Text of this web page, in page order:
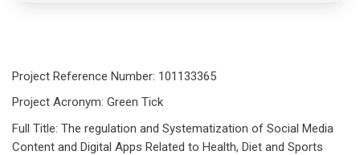
Project Reference Number: 101133365
Project Acronym: Green Tick
Full Title: The regulation and Systematization of Social Media
Content and Digital Apps Related to Health, Diet and Sports